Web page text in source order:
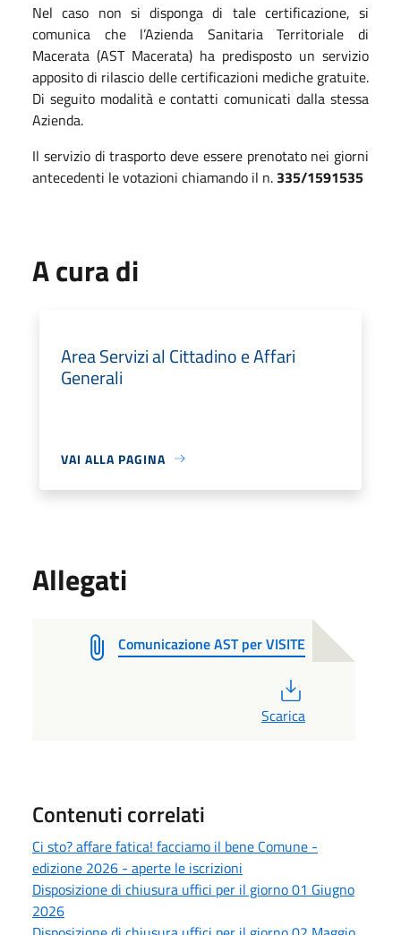
Nel caso non si disponga di tale certificazione, si
comunica che l’Azienda Sanitaria Territoriale di
Macerata (AST Macerata) ha predisposto un servizio
apposito di rilascio delle certificazioni mediche gratuite.
Di seguito modalità e contatti comunicati dalla stessa
Azienda.
Il servizio di trasporto deve essere prenotato nei giorni
antecedenti le votazioni chiamando il n. 335/1591535
A cura di
Area Servizi al Cittadino e Affari
Generali
VAI ALLA PAGINA
Allegati
Comunicazione AST per VISITE
Scarica
Contenuti correlati
Ci sto? affare fatica! facciamo il bene Comune -
edizione 2026 - aperte le iscrizioni
Disposizione di chiusura uffici per il giorno 01 Giugno
2026